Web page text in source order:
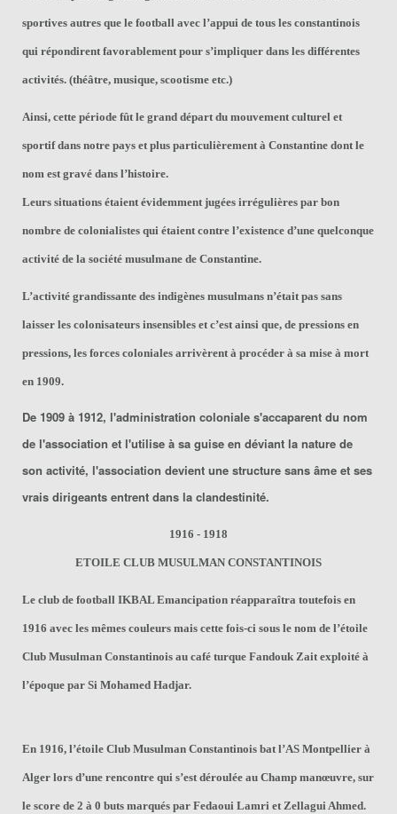
sportives autres que le football avec l’appui de tous les constantinois
qui répondirent favorablement pour s’impliquer dans les différentes
activités. (théâtre, musique, scootisme etc.)
Ainsi, cette période fût le grand départ du mouvement culturel et
sportif dans notre pays et plus particulièrement à Constantine dont le
nom est gravé dans l’histoire.
Leurs situations étaient évidemment jugées irrégulières par bon
nombre de colonialistes qui étaient contre l’existence d’une quelconque
activité de la société musulmane de Constantine.
L’activité grandissante des indigènes musulmans n’était pas sans
laisser les colonisateurs insensibles et c’est ainsi que, de pressions en
pressions, les forces coloniales arrivèrent à procéder à sa mise à mort
en 1909.
De 1909 à 1912, l'administration coloniale s'accaparent du nom
de l'association et l'utilise à sa guise en déviant la nature de
son activité, l'association devient une structure sans âme et ses
vrais dirigeants entrent dans la clandestinité.
1916 - 1918
ETOILE CLUB MUSULMAN CONSTANTINOIS
Le club de football IKBAL Emancipation réapparaîtra toutefois en
1916 avec les mêmes couleurs mais cette fois-ci sous le nom de l’étoile
Club Musulman Constantinois au café turque Fandouk Zait exploité à
l’époque par Si Mohamed Hadjar.
En 1916, l’étoile Club Musulman Constantinois bat l’AS Montpellier à
Alger lors d’une rencontre qui s’est déroulée au Champ manœuvre, sur
le score de 2 à 0 buts marqués par Fedaoui Lamri et Zellagui Ahmed.